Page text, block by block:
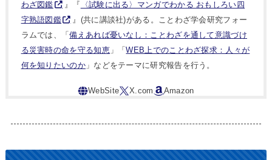
わざ図鑑 』『
〈試験に出る〉マンガでわかる おもしろい四
字熟語図鑑
』(共に講談社)がある。ことわざ学会研究フォー
ラムでは、「備えあれば憂いなし：ことわざを通して意識づけ
る災害時の命を守る知恵」「WEB上でのことわざ探求：人々が
何を知りたいのか」などをテーマに研究報告を行う。